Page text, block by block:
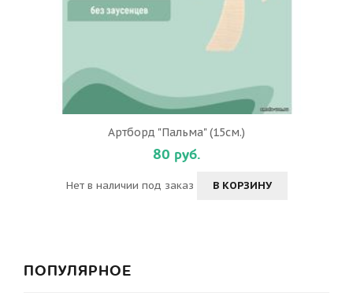
Артборд "Пальма" (15см.)
80 руб.
Нет в наличии под заказ В КОРЗИНУ
ПОПУЛЯРНОЕ